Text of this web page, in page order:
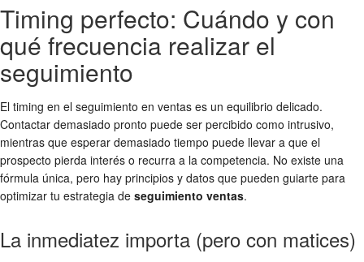
Timing perfecto: Cuándo y con
qué frecuencia realizar el
seguimiento
El timing en el seguimiento en ventas es un equilibrio delicado.
Contactar demasiado pronto puede ser percibido como intrusivo,
mientras que esperar demasiado tiempo puede llevar a que el
prospecto pierda interés o recurra a la competencia. No existe una
fórmula única, pero hay principios y datos que pueden guiarte para
optimizar tu estrategia de seguimiento ventas.
La inmediatez importa (pero con matices)